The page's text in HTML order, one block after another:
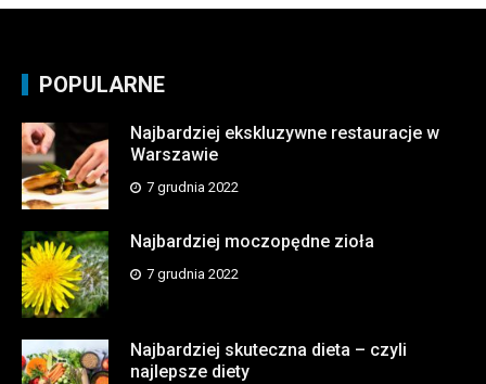
POPULARNE
Najbardziej ekskluzywne restauracje w
Warszawie
7 grudnia 2022
Najbardziej moczopędne zioła
7 grudnia 2022
Najbardziej skuteczna dieta – czyli
najlepsze diety